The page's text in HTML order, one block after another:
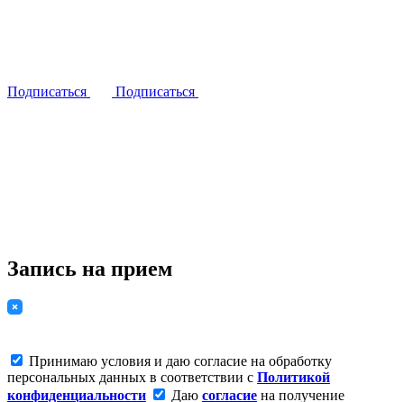
Подписаться Подписаться
Запись на прием
Принимаю условия и даю согласие на обработку
персональных данных в соответствии с Политикой
конфиденциальности
Даю согласие на получение